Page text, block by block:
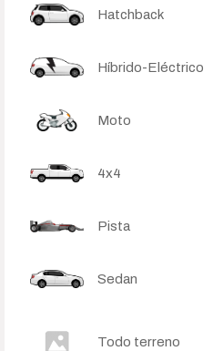
Hatchback
Híbrido-Eléctrico
Moto
4x4
Pista
Sedan
Todo terreno